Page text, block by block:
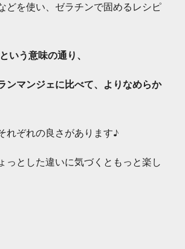
どを使い、ゼラチンで固めるレシピ
いう意味の通り、
ンマンジェに比べて、よりなめらか
れぞれの良さがあります♪
っとした違いに気づくともっと楽し